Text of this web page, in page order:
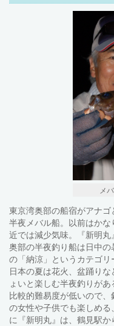
メ
東京湾奥部の船宿がアナ
半夜メバル船。以前はか
近では減少気味。『新明
奥部の半夜釣り船は日中
の「納涼」というカテゴリ
日本の夏は花火、盆踊り
ょいと楽しむ半夜釣りが
比較的難易度が低いので
の女性や子供でも楽しめ
に『新明丸』は、鶴見駅